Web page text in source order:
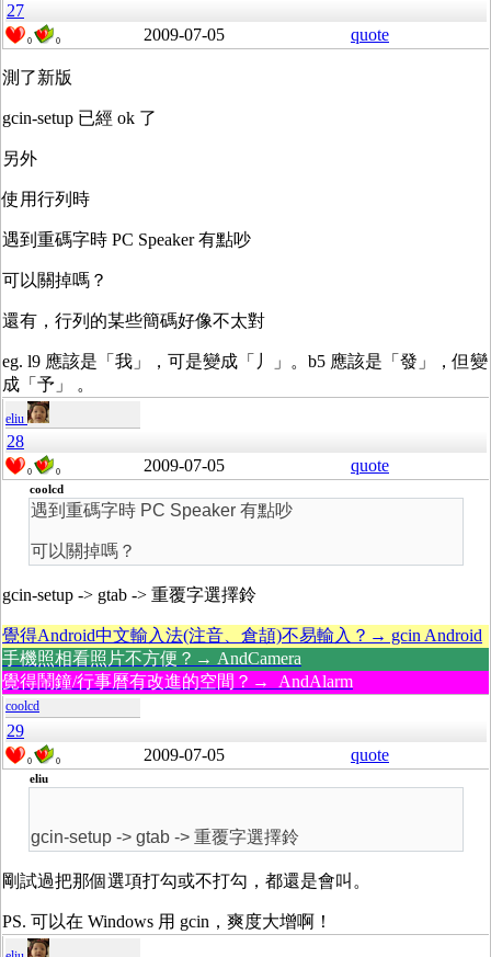
27
0 0 2009-07-05 quote
測了新版
gcin-setup 已經 ok 了
另外
使用行列時
遇到重碼字時 PC Speaker 有點吵
可以關掉嗎？
還有，行列的某些簡碼好像不太對
eg. l9 應該是「我」，可是變成「丿」。b5 應該是「發」，但變
成「予」 。
eliu
28
0 0 2009-07-05 quote
coolcd
遇到重碼字時 PC Speaker 有點吵
可以關掉嗎？
gcin-setup -> gtab -> 重覆字選擇鈴
覺得Android中文輸入法(注音、倉頡)不易輸入？→ gcin Android
手機照相看照片不方便？→ AndCamera
覺得鬧鐘/行事曆有改進的空間？→ AndAlarm
coolcd
29
0 0 2009-07-05 quote
eliu
gcin-setup -> gtab -> 重覆字選擇鈴
剛試過把那個選項打勾或不打勾，都還是會叫。
PS. 可以在 Windows 用 gcin，爽度大增啊！